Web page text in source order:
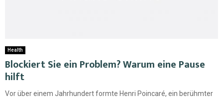
Health
Blockiert Sie ein Problem? Warum eine Pause
hilft
Vor über einem Jahrhundert formte Henri Poincaré, ein berühmter